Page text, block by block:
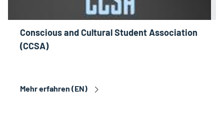
Conscious and Cultural Student Association
(CCSA)
Mehr erfahren (EN)